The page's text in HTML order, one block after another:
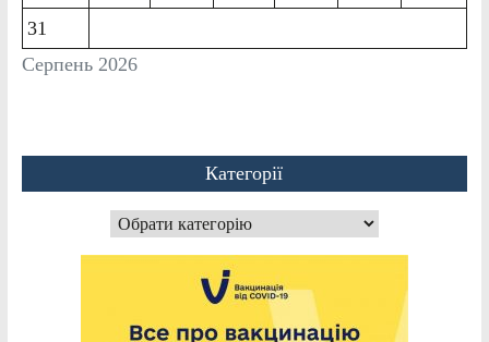
Серпень 2026
31
Категорії
Категорії